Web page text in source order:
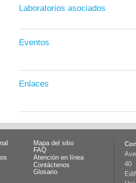
Laboratorios asociados
Eventos
Enlaces
Mapa del sitio
FAQ
Atención en línea
Contáctenos
Glosario
40